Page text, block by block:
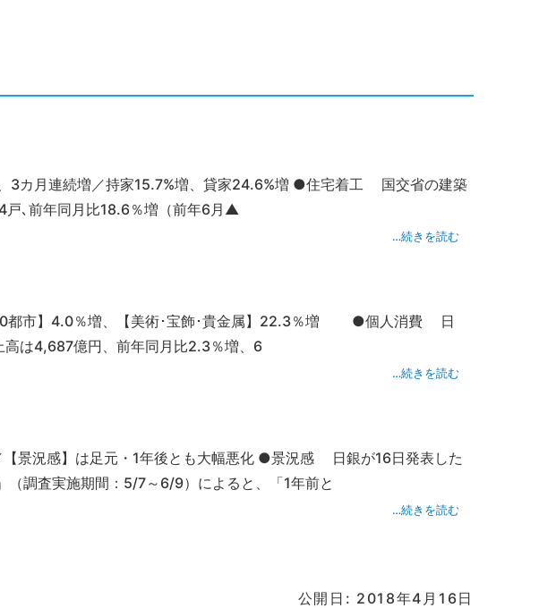
3カ月連続増／持家15.7%増、貸家24.6%増 ●住宅着工 国交省の建築
戸､前年同月比18.6％増（前年6月▲
…続きを読む
10都市】4.0％増、【美術･宝飾･貴金属】22.3％増 ●個人消費 日
は4,687億円、前年同月比2.3％増、6
…続きを読む
【景況感】は足元・1年後とも大幅悪化 ●景況感 日銀が16日発表した
調査実施期間：5/7～6/9）によると、「1年前と
…続きを読む
公開日: 2018年4月16日